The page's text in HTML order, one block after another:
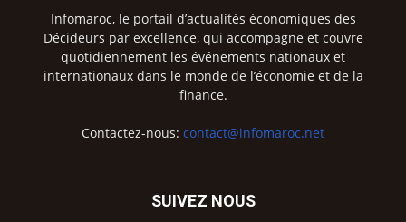
Infomaroc, le portail d’actualités économiques des
Décideurs par excellence, qui accompagne et couvre
quotidiennement les événements nationaux et
internationaux dans le monde de l’économie et de la
finance.
Contactez-nous: contact@infomaroc.net
SUIVEZ NOUS